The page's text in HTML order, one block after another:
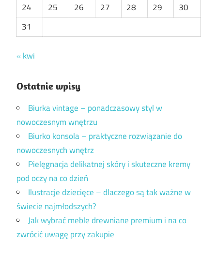
24
25 26 27 28 29
30
31
« kwi
Ostatnie wpisy
Biurka vintage – ponadczasowy styl w
nowoczesnym wnętrzu
Biurko konsola – praktyczne rozwiązanie do
nowoczesnych wnętrz
Pielęgnacja delikatnej skóry i skuteczne kremy
pod oczy na co dzień
Ilustracje dziecięce – dlaczego są tak ważne w
świecie najmłodszych?
Jak wybrać meble drewniane premium i na co
zwrócić uwagę przy zakupie